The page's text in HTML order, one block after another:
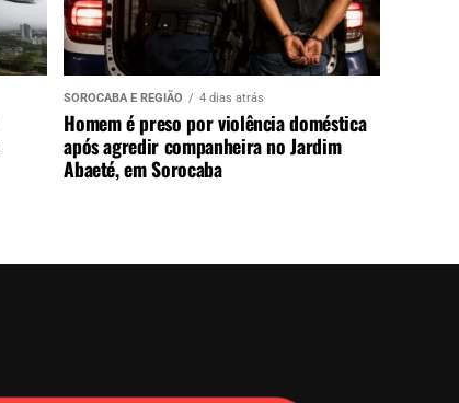
SOROCABA E REGIÃO 4 dias atrás
Homem é preso por violência doméstica
após agredir companheira no Jardim
Abaeté, em Sorocaba